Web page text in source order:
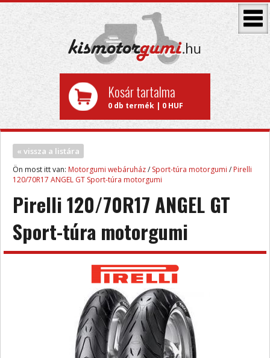
Kosár tartalma
0 db termék | 0 HUF
« vissza a listára
Ön most itt van: Motorgumi webáruház/ Sport-túra motorgumi / Pirelli
120/70R17 ANGEL GT Sport-túra motorgumi
Pirelli 120/70R17 ANGEL GT
Sport-túra motorgumi